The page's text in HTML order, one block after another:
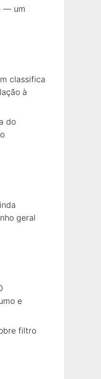
— um
classifica
à
do
geral
e
filtro